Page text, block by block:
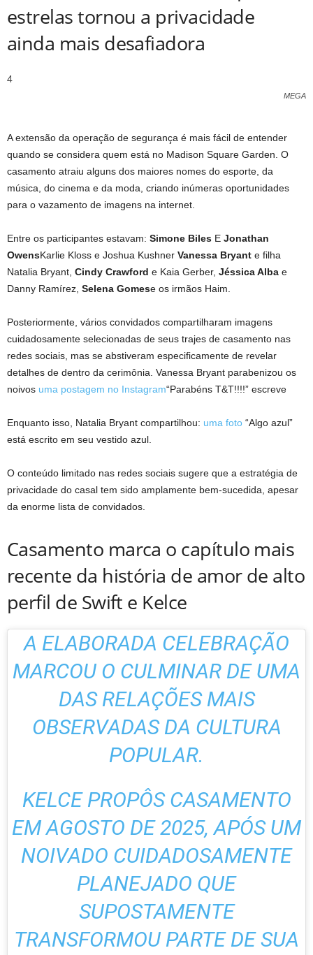
estrelas tornou a privacidade
ainda mais desafiadora
4
MEGA
A extensão da operação de segurança é mais fácil de entender
quando se considera quem está no Madison Square Garden. O
casamento atraiu alguns dos maiores nomes do esporte, da
música, do cinema e da moda, criando inúmeras oportunidades
para o vazamento de imagens na internet.
Entre os participantes estavam: Simone Biles E Jonathan
OwensKarlie Kloss e Joshua Kushner Vanessa Bryant e filha
Natalia Bryant, Cindy Crawford e Kaia Gerber, Jéssica Alba e
Danny Ramírez, Selena Gomese os irmãos Haim.
Posteriormente, vários convidados compartilharam imagens
cuidadosamente selecionadas de seus trajes de casamento nas
redes sociais, mas se abstiveram especificamente de revelar
detalhes de dentro da cerimônia. Vanessa Bryant parabenizou os
noivos uma postagem no Instagram“Parabéns T&T!!!!” escreve
Enquanto isso, Natalia Bryant compartilhou: uma foto “Algo azul”
está escrito em seu vestido azul.
O conteúdo limitado nas redes sociais sugere que a estratégia de
privacidade do casal tem sido amplamente bem-sucedida, apesar
da enorme lista de convidados.
Casamento marca o capítulo mais
recente da história de amor de alto
perfil de Swift e Kelce
A ELABORADA CELEBRAÇÃO
MARCOU O CULMINAR DE UMA
DAS RELAÇÕES MAIS
OBSERVADAS DA CULTURA
POPULAR.
KELCE PROPÔS CASAMENTO
EM AGOSTO DE 2025, APÓS UM
NOIVADO CUIDADOSAMENTE
PLANEJADO QUE
SUPOSTAMENTE
TRANSFORMOU PARTE DE SUA